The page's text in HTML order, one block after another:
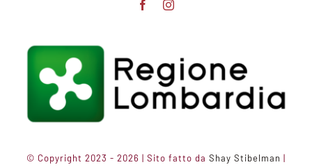
© Copyright 2023 - 2026 | Sito fatto da Shay Stibelman |